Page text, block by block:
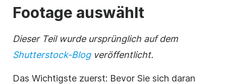
Footage auswählt
Dieser Teil wurde ursprünglich auf dem
Shutterstock-Blogveröffentlicht.
Das Wichtigste zuerst: Bevor Sie sich daran